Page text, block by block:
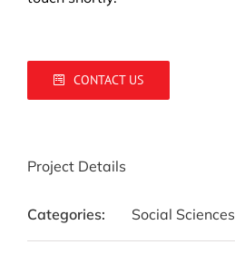
CONTACT US
Project Details
Categories: Social Sciences